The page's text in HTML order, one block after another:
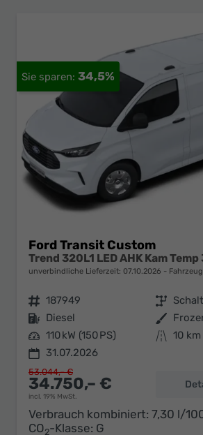
34,5%
Ford Transit Custom
Trend 320L1 LED AHK Kam Temp
unverbindliche Lieferzeit: 07.10.2026
Fahrzeugnr. 187949 Getriebe
Kraftstoff Diesel Außenfarbe
Leistung 110 kW (150 PS) Kilometerstand 10 km
31.07.2026
34.750,– €
incl. 19% MwSt.
53.044,– €
Verbrauch kombiniert: 7,30 l/
CO2-Klasse: G